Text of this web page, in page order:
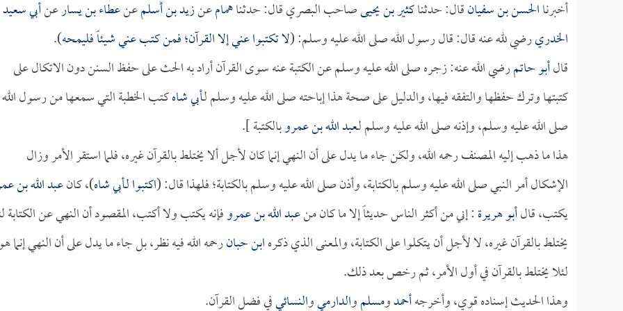
أخبرناالحسن بن سفيانقال: حدثناكثير بن يحيىصاحب البصري قال: حدثناهمامعنزيد بن أسلمعنعطاء بن يسارعنأبي سعيد
الخدريرضي لله عنه قال: قال رسول الله صلى الله عليه وسلم: (لا تكتبوا عني إلا القرآن؛ فمن كتب عني شيئاً فليمحه).
قالأبو حاتمرضي الله عنه: زجره صلى الله عليه وسلم عن الكتبة عنه سوى القرآن أراد به الحث على حفظ السنن دون الاتكال على
كتبتها وترك حفظها والتفقه فيها، والدليل على صحة هذا إباحته صلى الله عليه وسلم لـأبي شاهكتب الخطبة التي سمعها من رسول الله
صلى الله عليه وسلم، وإذنه صلى الله عليه وسلم لـعبد الله بن عمروبالكتبة ].
هذا ما ذهب إليه المصنف رحمه الله، ولكن جاء ما يدل على أن النهي إنما كان لأجل ألا يختلط بالقرآن غيره، فلما استقر الأمر وزال
الإشكال أمر النبي صلى الله عليه وسلم بالكتابة، وأذن صلى الله عليه وسلم بالكتابة؛ فلهذا قال: (اكتبوا لـأبي شاه)، كانعبد الله بن
يكتب، قالأبو هريرة: إني من أكثر الناس حديثاً إلا ما كان منعبد الله بن عمروفإنه يكتب ولا أكتب، المقصود أن النهي عن الكتابة
يختلط بالقرآن غيره، لا لأجل أن يتكلوا على الكتابة، والمعنى الذي ذكرهابن حبانرحمه الله فيه نظر، بل جاء ما يدل على أن النهي إنما
لئلا يختلط بالقرآن في أول الأمر، ثم رخص بعد ذلك.
وهذا الحديث إسناده قوي، وأخرجهأحمدومسلموالدارميوالنسائيفي فضل القرآن.